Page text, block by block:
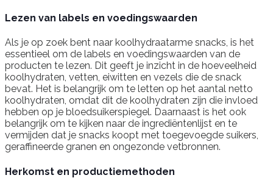
Lezen van labels en voedingswaarden
Als je op zoek bent naar koolhydraatarme snacks, is het
essentieel om de labels en voedingswaarden van de
producten te lezen. Dit geeft je inzicht in de hoeveelheid
koolhydraten, vetten, eiwitten en vezels die de snack
bevat. Het is belangrijk om te letten op het aantal netto
koolhydraten, omdat dit de koolhydraten zijn die invloed
hebben op je bloedsuikerspiegel. Daarnaast is het ook
belangrijk om te kijken naar de ingrediëntenlijst en te
vermijden dat je snacks koopt met toegevoegde suikers,
geraffineerde granen en ongezonde vetbronnen.
Herkomst en productiemethoden